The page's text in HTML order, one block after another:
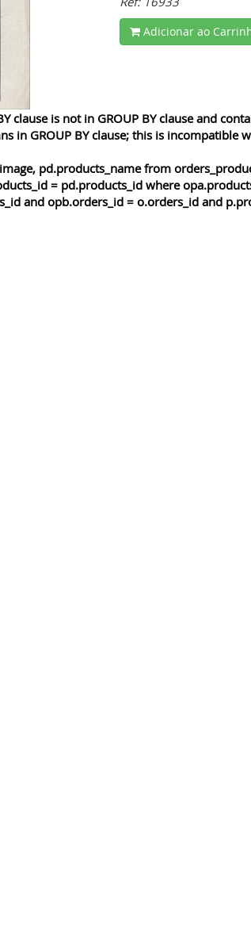
Adicionar ao
clause is not in GROUP BY clause and
in GROUP BY clause; this is incompatible
pd.products_name from
= pd.products_id where
and opb.orders_id = o.orders_id and